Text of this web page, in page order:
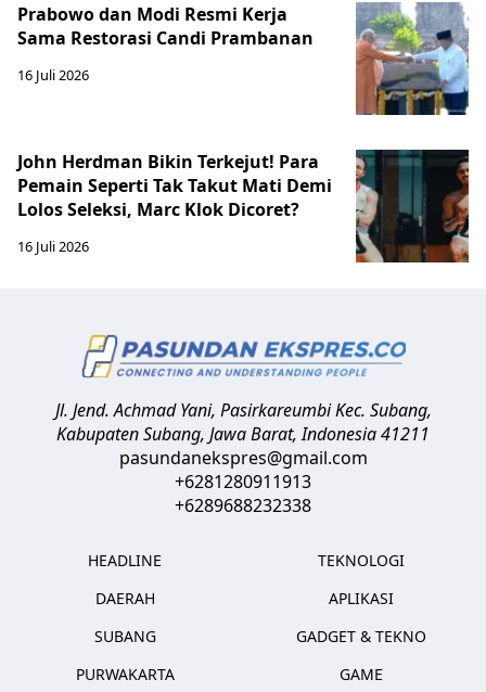
Prabowo dan Modi Resmi Kerja
Sama Restorasi Candi Prambanan
16 Juli 2026
John Herdman Bikin Terkejut! Para
Pemain Seperti Tak Takut Mati Demi
Lolos Seleksi, Marc Klok Dicoret?
16 Juli 2026
Jl. Jend. Achmad Yani, Pasirkareumbi Kec. Subang,
Kabupaten Subang, Jawa Barat,Indonesia41211
pasundanekspres@gmail.com
+6281280911913
+6289688232338
HEADLINE
DAERAH
SUBANG
PURWAKARTA
TEKNOLOGI
APLIKASI
GADGET & TEKNO
GAME